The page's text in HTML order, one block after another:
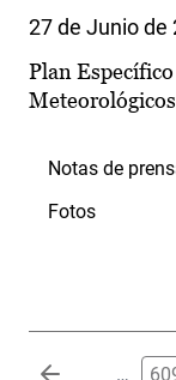
27 de Junio de
Plan
Notas de
Fotos
Paginación …